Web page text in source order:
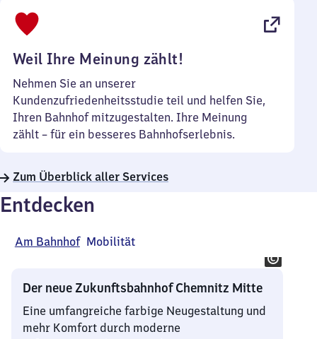
Weil Ihre Meinung zählt!
Nehmen Sie an unserer
Kundenzufriedenheitsstudie teil und helfen Sie,
Ihren Bahnhof mitzugestalten. Ihre Meinung
zählt – für ein besseres Bahnhofserlebnis.
Zum Überblick aller Services
Entdecken
Am Bahnhof Mobilität
Der neue Zukunftsbahnhof Chemnitz Mitte
Eine umfangreiche farbige Neugestaltung und
mehr Komfort durch moderne